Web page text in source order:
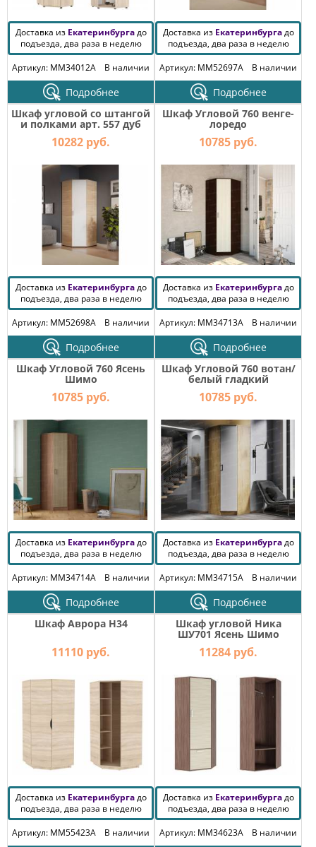
Доставка из Екатеринбургадо
подъезда, два раза в неделю
Артикул: MM34012A
В наличии
Подробнее
Доставка из Екатеринбургадо
подъезда, два раза в неделю
Артикул: MM52697A
В наличии
Подробнее
Шкаф угловой со штангой
и полками арт. 557 дуб
сонома/белый
10282 руб.
Доставка из Екатеринбургадо
подъезда, два раза в неделю
Артикул: MM52698A
В наличии
Подробнее
Шкаф Угловой 760 венге-
лоредо
10785 руб.
Доставка из Екатеринбургадо
подъезда, два раза в неделю
Артикул: MM34713A
В наличии
Подробнее
Шкаф Угловой 760 Ясень
Шимо
10785 руб.
Доставка из Екатеринбургадо
подъезда, два раза в неделю
Артикул: MM34714A
В наличии
Подробнее
Шкаф Угловой 760 вотан/
белый гладкий
10785 руб.
Доставка из Екатеринбургадо
подъезда, два раза в неделю
Артикул: MM34715A
В наличии
Подробнее
Шкаф Аврора H34
11110 руб.
Доставка из Екатеринбургадо
подъезда, два раза в неделю
Артикул: MM55423A
В наличии
Шкаф угловой Ника
ШУ701 Ясень Шимо
темный-светлый
11284 руб.
Доставка из Екатеринбургадо
подъезда, два раза в неделю
Артикул: MM34623A
В наличии
И
ДИВАНЧИКИ
САДОВАЯ
МЕБЕЛЬ
ЗЕРКАЛА
ФАБРИКИ